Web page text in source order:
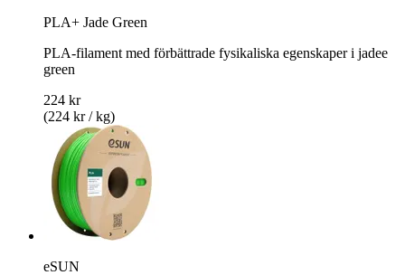
PLA+ Jade Green
PLA-filament med förbättrade fysikaliska egenskaper i jadee
green
224 kr
(224 kr / kg)
eSUN